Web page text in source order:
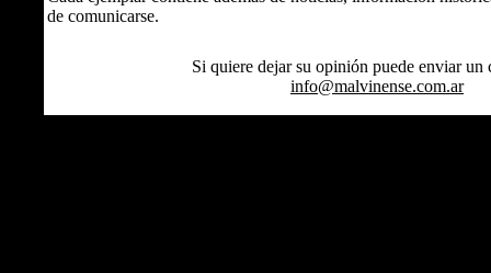
de comunicarse.
Si quiere dejar su opinión puede enviar un
info@malvinense.com.ar